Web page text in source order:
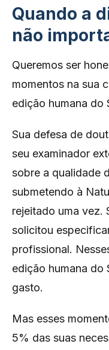
Quando a
não
Queremos ser
momentos na sua
edição humana do
Sua defesa de
seu examinador
sobre a qualidade
submetendo à
rejeitado uma vez.
solicitou
profissional.
edição humana do
gasto.
Mas esses
5% das suas